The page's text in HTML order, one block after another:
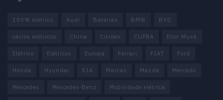
100% elétrico Audi Baterias BMW BYD
carros elétricos China Citröen CUPRA Elon Musk
Elétrico Elétricos Europa Ferrari FIAT Ford
Honda Hyundai KIA Marcas Mazda Mercado
Mercedes Mercedes-Benz Mobilidade elétrica